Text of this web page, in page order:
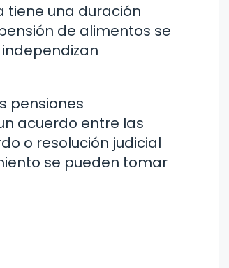
tiene una duración
de alimentos se
pensiones
acuerdo entre las
o resolución judicial
se pueden tomar